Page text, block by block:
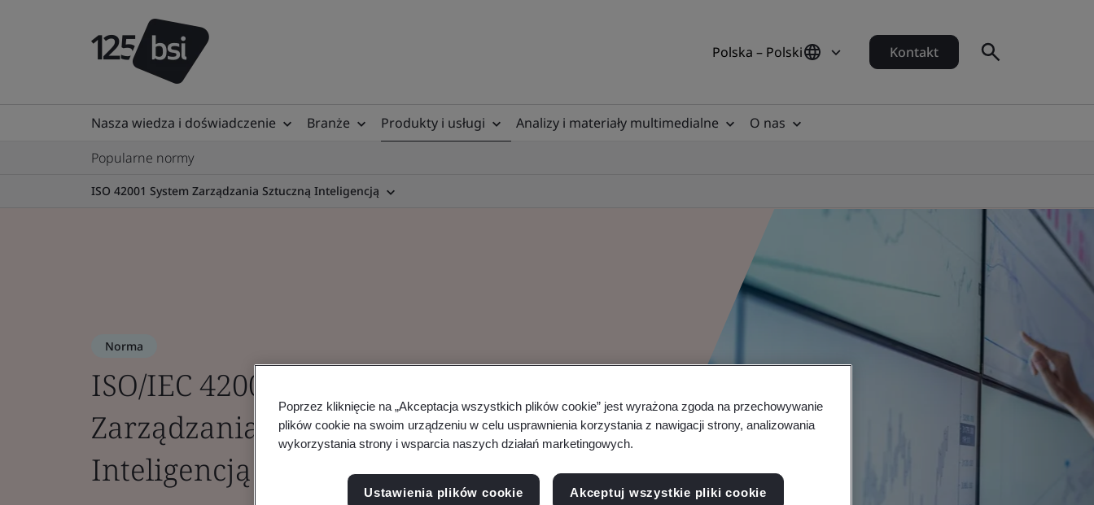
Polska – Polski Kontakt
Nasza wiedza i doświadczenie Branże Produkty i usługi Analizy i materiały multimedialne
O nas
Popularne normy
ISO 42001 System Zarządzania Sztuczną Inteligencją
Norma
ISO/IEC 42001 – System
Zarządzania Sztuczną
Inteligencją
Poprzez kliknięcie na „Akceptacja wszystkich plików cookie” jest wyrażona zgoda na przechowywanie
plików cookie na swoim urządzeniu w celu usprawnienia korzystania z nawigacji strony, analizowania
wykorzystania strony i wsparcia naszych działań marketingowych.
Ustawienia plików cookie Akceptuj wszystkie pliki cookie